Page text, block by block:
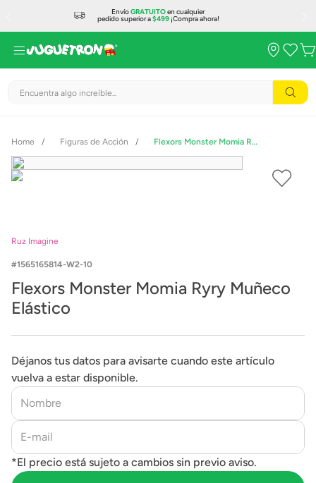
EnvíoGRATUITOen cualquier
pedido superior a$499¡Compra ahora!
Encuentra algo increíble...
Figuras de Acción Flexors Monster Momia Ryry Muñeco Elástico
Ruz Imagine
1565165814-W2-10
Flexors Monster Momia Ryry Muñeco
Elástico
Déjanos tus datos para avisarte cuando este artículo
vuelva a estar disponible.